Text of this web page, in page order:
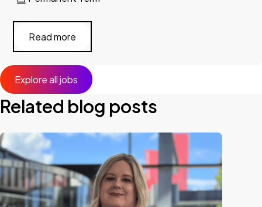
Read more
Explore all jobs
Related blog posts